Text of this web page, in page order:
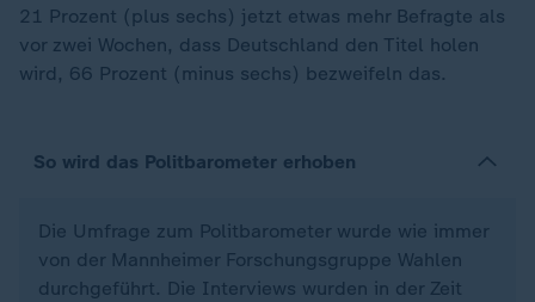
21 Prozent (plus sechs) jetzt etwas mehr Befragte als
vor zwei Wochen, dass Deutschland den Titel holen
wird, 66 Prozent (minus sechs) bezweifeln das.
So wird das Politbarometer erhoben
Die Umfrage zum Politbarometer wurde wie immer
von der Mannheimer Forschungsgruppe Wahlen
durchgeführt. Die Interviews wurden in der Zeit